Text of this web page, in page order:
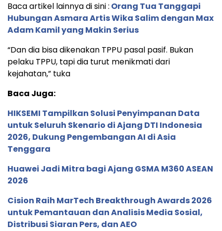
Baca artikel lainnya di sini : Orang Tua Tanggapi
Hubungan Asmara Artis Wika Salim dengan Max
Adam Kamil yang Makin Serius
“Dan dia bisa dikenakan TPPU pasal pasif. Bukan
pelaku TPPU, tapi dia turut menikmati dari
kejahatan,” tuka
Baca Juga:
HIKSEMI Tampilkan Solusi Penyimpanan Data
untuk Seluruh Skenario di Ajang DTI Indonesia
2026, Dukung Pengembangan AI di Asia
Tenggara
Huawei Jadi Mitra bagi Ajang GSMA M360 ASEAN
2026
Cision Raih MarTech Breakthrough Awards 2026
untuk Pemantauan dan Analisis Media Sosial,
Distribusi Siaran Pers, dan AEO